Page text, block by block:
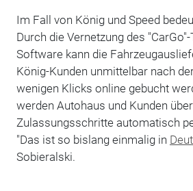
Im Fall von König und Speed
Durch die Vernetzung des
Software kann die
König-Kunden unmittelbar nach
wenigen Klicks online gebucht
werden Autohaus und Kunden
Zulassungsschritte automatisch
"Das ist so bislang einmalig in
Sobieralski.